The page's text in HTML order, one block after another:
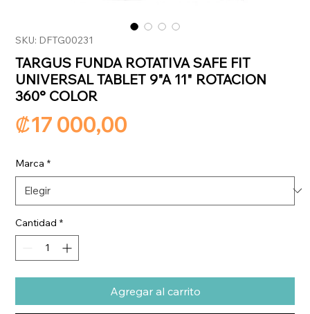
SKU: DFTG00231
TARGUS FUNDA ROTATIVA SAFE FIT
UNIVERSAL TABLET 9"A 11" ROTACION
360° COLOR
₡17 000,00
Marca *
Cantidad *
Agregar al carrito